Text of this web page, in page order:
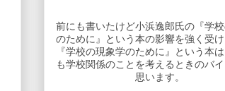
前にも書いたけど小浜逸郎氏の『学
のために』という本の影響を強く受け
『学校の現象学のために』という本
も学校関係のことを考えるときのバ
思います。